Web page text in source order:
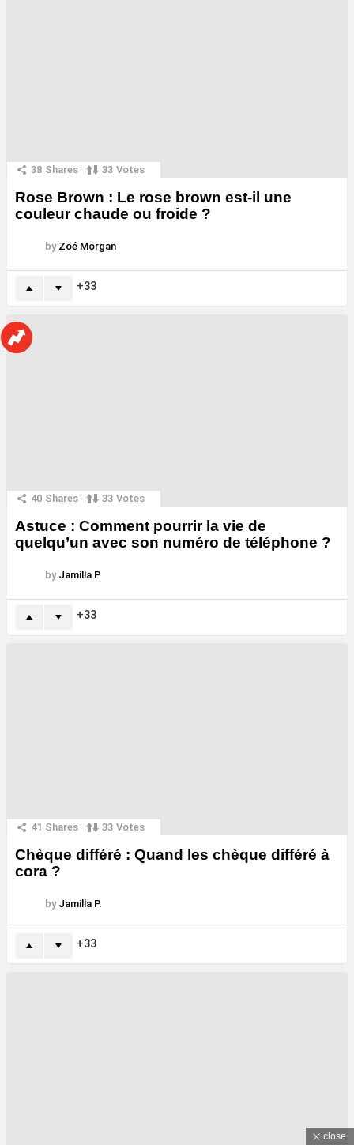
38 Shares 33 Votes
Rose Brown : Le rose brown est-il une
couleur chaude ou froide ?
by Zoé Morgan
33
40 Shares 33 Votes
Astuce : Comment pourrir la vie de
quelqu’un avec son numéro de téléphone ?
by Jamilla P.
33
41 Shares 33 Votes
Chèque différé : Quand les chèque différé à
cora ?
by Jamilla P.
33
close